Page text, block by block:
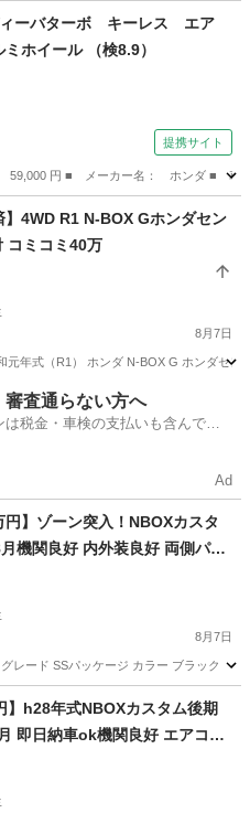
ィーバターボ キーレス エア
ホイール （検8.9）
提携サイト
59,000 円 ■ メーカー名： ホンダ ■
】4WD R1 N-BOX Gホンダセン
コミコミ40万
8月7日
元年式（R1） ホンダ N-BOX G ホンダセ
審査通らない方へ
は税金・車検の支払いも含んでい
Ad
円】ゾーン突入！NBOXカスタ
機関良好 内外装良好 両側パワ
無し！
8月7日
レード SSパッケージ カラー ブラック
】h28年式NBOXカスタム後期
即日納車ok機関良好 エアコン
TV Bluetooth バックカメラ 修
ー